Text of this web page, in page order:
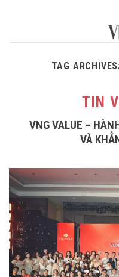
TAG
TIN
VNG VALUE –
VÀ